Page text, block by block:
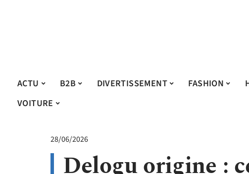
ACTU B2B DIVERTISSEMENT FASHION
VOITURE
28/06/2026
Delogu origine :